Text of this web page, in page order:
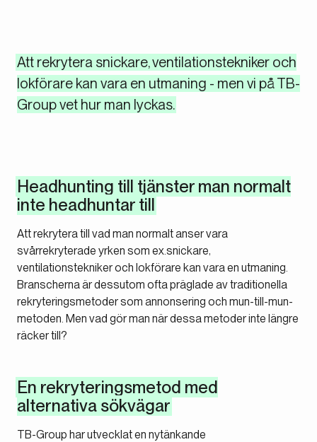
Att rekrytera snickare, ventilationstekniker och
lokförare kan vara en utmaning - men vi på TB-
Group vet hur man lyckas.
Headhunting till tjänster man normalt
inte headhuntar till
Att rekrytera till vad man normalt anser vara
svårrekryterade yrken som ex.snickare,
ventilationstekniker och lokförare kan vara en utmaning.
Branscherna är dessutom ofta präglade av traditionella
rekryteringsmetoder som annonsering och mun-till-mun-
metoden. Men vad gör man när dessa metoder inte längre
räcker till?
En rekryteringsmetod med
alternativa sökvägar
TB-Group har utvecklat en nytänkande